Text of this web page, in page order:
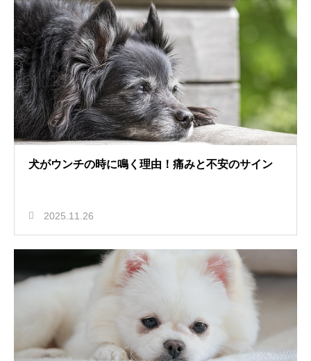
犬がウンチの時に鳴く理由！痛みと不安のサイン
2025.11.26